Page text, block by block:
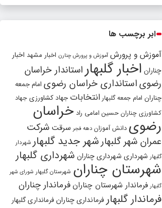
ابر برچسب ها
آموزش و پرورش آموزش و پرورش چنارن اخبار مشهد اخبار
چناران اخبار گلبهار استاندار خراسان
رضویاستانداری خراسان رضوی امام جمعه
چناران امام جمعه گلبهار انتخابات جهاد کشاورزی جهاد
کشاورزی چناران حسین امامی راد خراسان
رضوی دانش آموزان دهه فجر سرقت شرکت
عمران شهر گلبهارشهر جدید گلبهار شهردار
گلبهار شهرداری شهرداری چناران شهرداری گلبهار
شهرستان چناران شهرستان گلبهار شورای شهر
گلبهار فرماندار شهرستان چناران فرماندار چناران
فرماندار گلبهار فرمانداری چناران فرمانداری گلبهار